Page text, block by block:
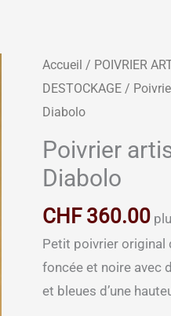
Accueil / POIVRIER
DESTOCKAGE /
Diabolo
Poivrier
Diabolo
CHF360.00
Petit poivrier original
foncée et noire avec
et bleues d’une